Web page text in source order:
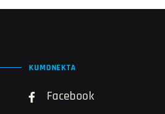
KUMONEKTA
Facebook